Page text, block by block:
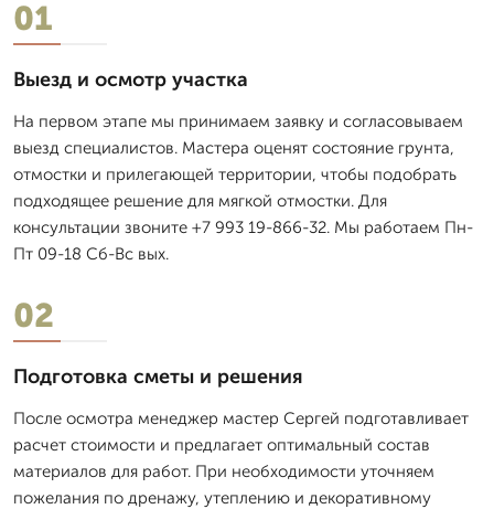
01
Выезд и осмотр участка
На первом этапе мы принимаем заявку и согласовываем
выезд специалистов. Мастера оценят состояние грунта,
отмостки и прилегающей территории, чтобы подобрать
подходящее решение для мягкой отмостки. Для
консультации звоните +7 993 19-866-32. Мы работаем Пн-
Пт 09-18 Сб-Вс вых.
02
Подготовка сметы и решения
После осмотра менеджер мастер Сергей подготавливает
расчет стоимости и предлагает оптимальный состав
материалов для работ. При необходимости уточняем
пожелания по дренажу, утеплению и декоративному